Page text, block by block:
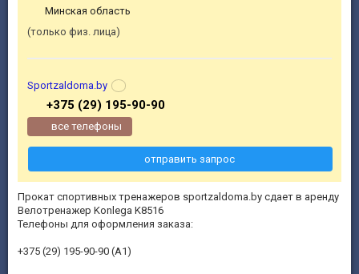
Прокат спортивных тренажеров sportzaldoma.by сдает в аренду
Велотренажер Konlega K8516
Телефоны для оформления заказа:
+375 (29) 195-90-90 (А1)
Минская область
только физ. лица
Sportzaldoma.by
+375 (29) 195-90-90
все телефоны
отправить запрос